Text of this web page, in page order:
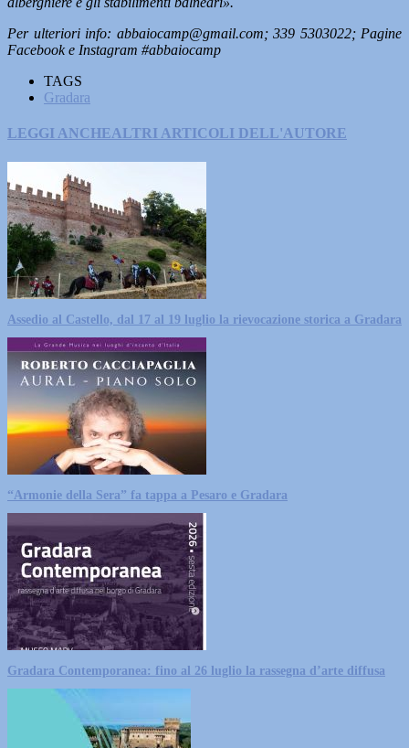
Per ulteriori info: abbaiocamp@gmail.com; 339 5303022; Pagine
Facebook e Instagram #abbaiocamp
TAGS
Gradara
LEGGI ANCHEALTRI ARTICOLI DELL'AUTORE
Assedio al Castello, dal 17 al 19 luglio la rievocazione storica a Gradara
“Armonie della Sera” fa tappa a Pesaro e Gradara
Gradara Contemporanea: fino al 26 luglio la rassegna d’arte diffusa